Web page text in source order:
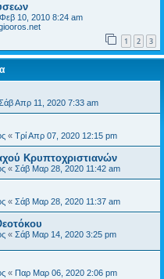
10, 2010 8:24 am
1 2 3
Απρ 11, 2020 7:33 am
« Τρί Απρ 07, 2020 12:15 pm
Κρυπτοχριστιανών
« Σάβ Μαρ 28, 2020 11:42 am
« Σάβ Μαρ 28, 2020 11:37 am
« Σάβ Μαρ 14, 2020 3:25 pm
« Παρ Μαρ 06, 2020 2:06 pm